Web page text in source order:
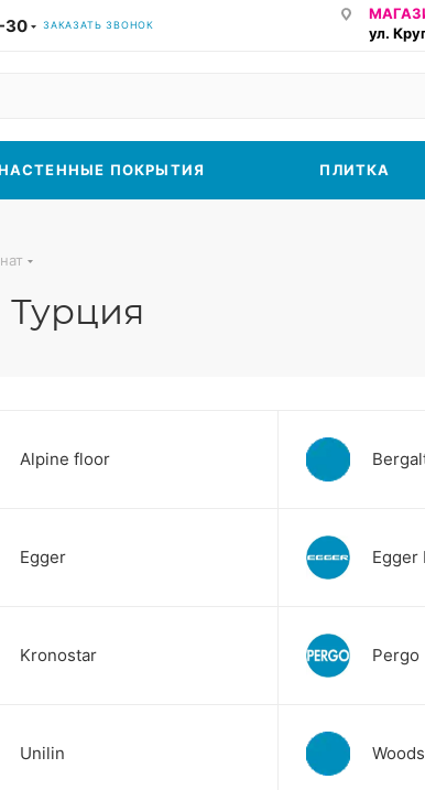
30 ЗАКАЗАТЬ ЗВОНОК
ул.
ПОКРЫТИЯ ПЛИТКА
Турция
Alpine floor
Egger Egger
Kronostar Pergo
Unilin